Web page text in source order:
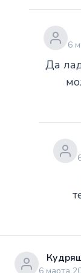
6
Да
6 марта